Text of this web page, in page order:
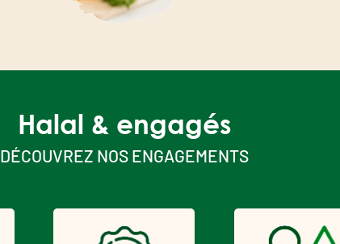
Halal & engagés
DÉCOUVREZ NOS ENGAGEMENTS